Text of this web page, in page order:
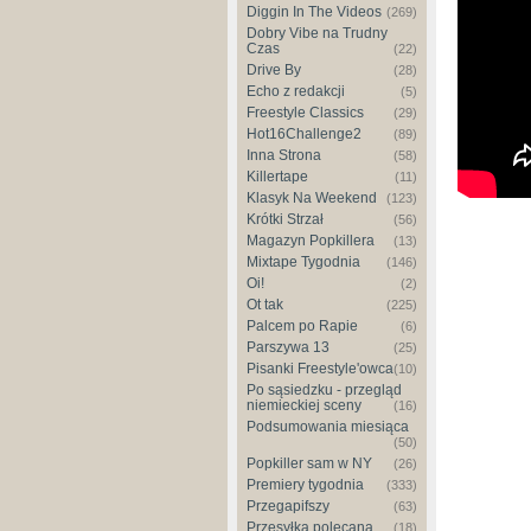
Diggin In The Videos (269)
Dobry Vibe na Trudny
Czas
(22)
Drive By (28)
Echo z redakcji (5)
Freestyle Classics (29)
Hot16Challenge2 (89)
Inna Strona (58)
Killertape (11)
Klasyk Na Weekend (123)
Krótki Strzał (56)
Magazyn Popkillera (13)
Mixtape Tygodnia (146)
Oi! (2)
Ot tak (225)
Palcem po Rapie (6)
Parszywa 13 (25)
Pisanki Freestyle'owca(10)
Po sąsiedzku - przegląd
niemieckiej sceny
(16)
Podsumowania miesiąca
(50)
Popkiller sam w NY (26)
Premiery tygodnia (333)
Przegapifszy (63)
Przesyłka polecana (18)